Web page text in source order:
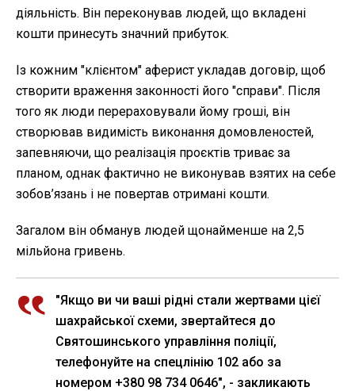
діяльність. Він переконував людей, що вкладені
кошти принесуть значний прибуток.
Із кожним "клієнтом" аферист укладав договір, щоб
створити враження законності його "справи". Після
того як люди перераховували йому гроші, він
створював видимість виконання домовленостей,
запевняючи, що реалізація проєктів триває за
планом, однак фактично не виконував взятих на себе
зобов’язань і не повертав отримані кошти.
Загалом він обманув людей щонайменше на 2,5
мільйона гривень.
"Якщо ви чи ваші рідні стали жертвами цієї
шахрайської схеми, звертайтеся до
Святошинського управління поліції,
телефонуйте на спецлінію 102 або за
номером +380 98 734 0646", - закликають